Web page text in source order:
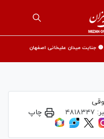
🟡 جنایت میدان علیخانی اصفهان
۴۸۱۸۳۴۷ چاپ